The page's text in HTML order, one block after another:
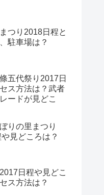
つり2018日程と
駐車場は？
五代祭り2017日
ス方法は？武者
ードが見どこ
りの里まつり
見どころは？
日程や見どこ
ス方法は？